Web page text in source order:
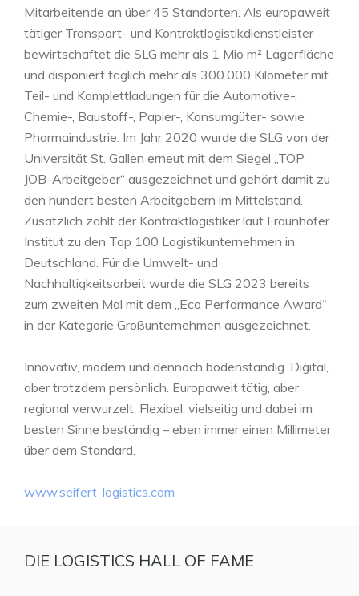
Mitarbeitende an über 45 Standorten. Als europaweit
tätiger Transport- und Kontraktlogistikdienstleister
bewirtschaftet die SLG mehr als 1 Mio m² Lagerfläche
und disponiert täglich mehr als 300.000 Kilometer mit
Teil- und Komplettladungen für die Automotive-,
Chemie-, Baustoff-, Papier-, Konsumgüter- sowie
Pharmaindustrie. Im Jahr 2020 wurde die SLG von der
Universität St. Gallen erneut mit dem Siegel „TOP
JOB-Arbeitgeber“ ausgezeichnet und gehört damit zu
den hundert besten Arbeitgebern im Mittelstand.
Zusätzlich zählt der Kontraktlogistiker laut Fraunhofer
Institut zu den Top 100 Logistikunternehmen in
Deutschland. Für die Umwelt- und
Nachhaltigkeitsarbeit wurde die SLG 2023 bereits
zum zweiten Mal mit dem „Eco Performance Award“
in der Kategorie Großunternehmen ausgezeichnet.
Innovativ, modern und dennoch bodenständig. Digital,
aber trotzdem persönlich. Europaweit tätig, aber
regional verwurzelt. Flexibel, vielseitig und dabei im
besten Sinne beständig – eben immer einen Millimeter
über dem Standard.
www.seifert-logistics.com
DIE LOGISTICS HALL OF FAME